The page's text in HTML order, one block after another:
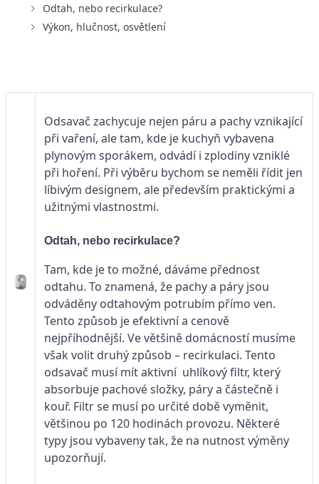
Odtah, nebo recirkulace?
Výkon, hlučnost, osvětlení
Odsavač zachycuje nejen páru a pachy vznikající
při vaření, ale tam, kde je kuchyň vybavena
plynovým sporákem, odvádí i zplodiny vzniklé
při hoření. Při výběru bychom se neměli řídit jen
líbivým designem, ale především praktickými a
užitnými vlastnostmi.
Odtah, nebo recirkulace?
Tam, kde je to možné, dáváme přednost
odtahu. To znamená, že pachy a páry jsou
odváděny odtahovým potrubím přímo ven.
Tento způsob je efektivní a cenově
nejpříhodnější. Ve většině domácností musíme
však volit druhý způsob – recirkulaci. Tento
odsavač musí mít aktivní uhlíkový filtr, který
absorbuje pachové složky, páry a částečně i
kouř. Filtr se musí po určité době vyměnit,
většinou po 120 hodinách provozu. Některé
typy jsou vybaveny tak, že na nutnost výměny
upozorňují.